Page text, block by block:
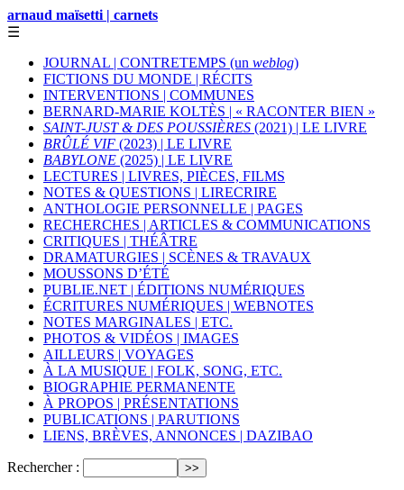
arnaud maïsetti | carnets
☰
JOURNAL | CONTRETEMPS (un weblog)
FICTIONS DU MONDE | RÉCITS
INTERVENTIONS | COMMUNES
BERNARD-MARIE KOLTÈS | « RACONTER BIEN »
SAINT-JUST & DES POUSSIÈRES (2021) | LE LIVRE
BRÛLÉ VIF (2023) | LE LIVRE
BABYLONE (2025) | LE LIVRE
LECTURES | LIVRES, PIÈCES, FILMS
NOTES & QUESTIONS | LIRECRIRE
ANTHOLOGIE PERSONNELLE | PAGES
RECHERCHES | ARTICLES & COMMUNICATIONS
CRITIQUES | THÉÂTRE
DRAMATURGIES | SCÈNES & TRAVAUX
MOUSSONS D’ÉTÉ
PUBLIE.NET | ÉDITIONS NUMÉRIQUES
ÉCRITURES NUMÉRIQUES | WEBNOTES
NOTES MARGINALES | ETC.
PHOTOS & VIDÉOS | IMAGES
AILLEURS | VOYAGES
À LA MUSIQUE | FOLK, SONG, ETC.
BIOGRAPHIE PERMANENTE
À PROPOS | PRÉSENTATIONS
PUBLICATIONS | PARUTIONS
LIENS, BRÈVES, ANNONCES | DAZIBAO
Rechercher :